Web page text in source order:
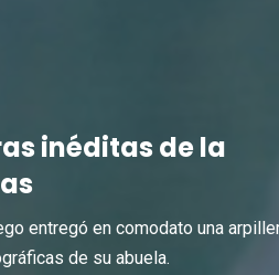
inéditas de la
entregó en comodato una
de su abuela.